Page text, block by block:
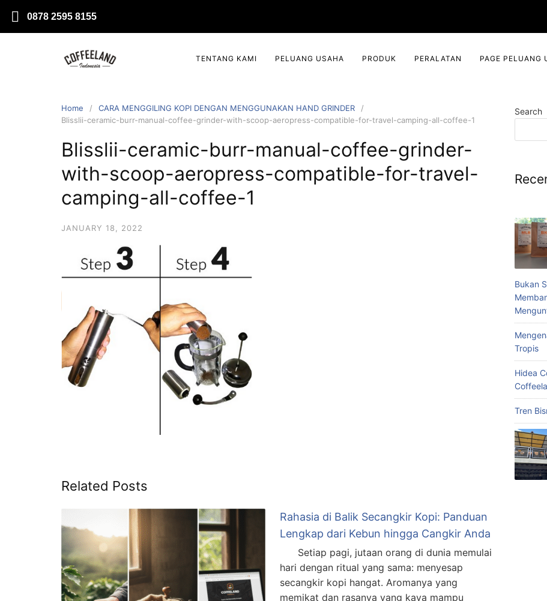
0878 2595 8155
TENTANG KAMI PELUANG USAHA PRODUK PERALATAN PAGE PELUANG
Home
CARA MENGGILING KOPI DENGAN MENGGUNAKAN HAND GRINDER
Blisslii-ceramic-burr-manual-coffee-grinder-with-scoop-aeropress-compatible-for-travel-camping-all-coffee-1
Blisslii-ceramic-burr-manual-coffee-grinder-
with-scoop-aeropress-compatible-for-travel-
camping-all-coffee-1
JANUARY 18, 2022
Related Posts
Rahasia di Balik Secangkir Kopi: Panduan
Lengkap dari Kebun hingga Cangkir Anda
Setiap pagi, jutaan orang di dunia memulai
hari dengan ritual yang sama: menyesap
secangkir kopi hangat. Aromanya yang
memikat dan rasanya yang kaya mampu
Search
Bukan
Tropis
Hidea
Tren